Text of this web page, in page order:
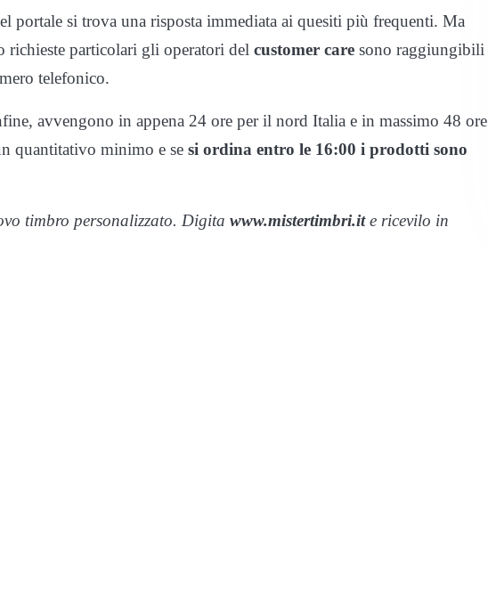
portale si trova una risposta immediata ai quesiti più frequenti. Ma
particolari gli operatori del customer care sono raggiungibili
telefonico.
avvengono in appena 24 ore per il nord Italia e in massimo 48 ore
quantitativo minimo e se si ordina entro le 16:00 i prodotti sono
timbro personalizzato. Digita www.mistertimbri.ite ricevilo in